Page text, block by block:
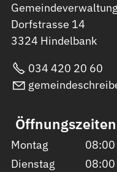
Dorfstrasse 14
3324 Hindelbank
034 420 20 60
Öffnungszeiten
Montag
Dienstag